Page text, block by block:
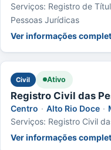
Serviços: Registro de
Pessoas Jurídicas
Ver informações
Civil Ativo
Registro Civil das
Centro · Alto Rio Doce ·
Serviços: Registro Civil
Ver informações